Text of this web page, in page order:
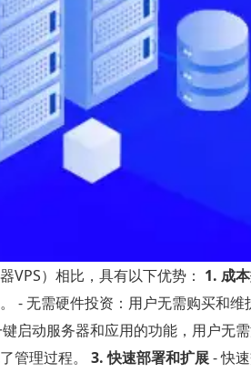
VPS）相比，具有以下优势： 1. 成
- 无需硬件投资：用户无需购买和
启动服务器和应用的功能，用户无
管理过程。 3. 快速部署和扩展- 快